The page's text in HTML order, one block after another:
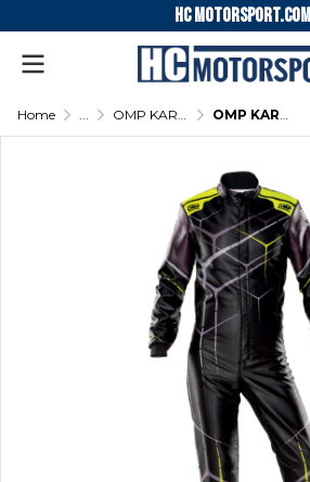
HC motorsport.COM
Home ... OMP KARTING SUIT KS ART OVERALL OMP KARTING SUIT KS ART OVERALL - (Black - Fluo Yellow)